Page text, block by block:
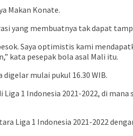
Makan Konate.
yang membuatnya tak dapat
Saya optimistis kami
kata pesepak bola asal Mali itu.
digelar mulai pukul 16.30 WIB.
1 Indonesia 2021-2022, di
Liga 1 Indonesia 2021-2022